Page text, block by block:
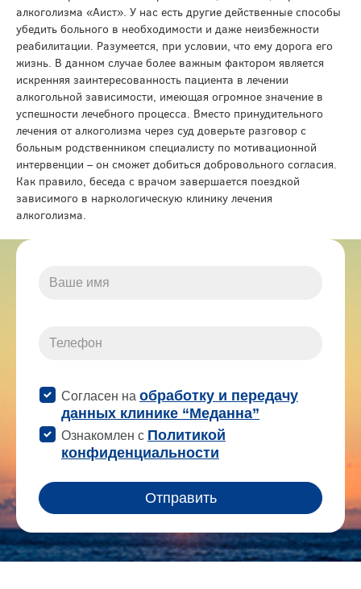
алкоголизма «Аист». У нас есть другие действенные способы
убедить больного в необходимости и даже неизбежности
реабилитации. Разумеется, при условии, что ему дорога его
жизнь. В данном случае более важным фактором является
искренняя заинтересованность пациента в лечении
алкогольной зависимости, имеющая огромное значение в
успешности лечебного процесса. Вместо принудительного
лечения от алкоголизма через суд доверьте разговор с
больным родственником специалисту по мотивационной
интервенции – он сможет добиться добровольного согласия.
Как правило, беседа с врачом завершается поездкой
зависимого в наркологическую клинику лечения
алкоголизма.